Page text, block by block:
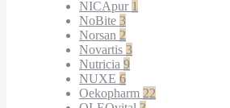
NICApur 1
NoBite 3
Norsan 2
Novartis 3
Nutricia 9
NUXE 6
Oekopharm 22